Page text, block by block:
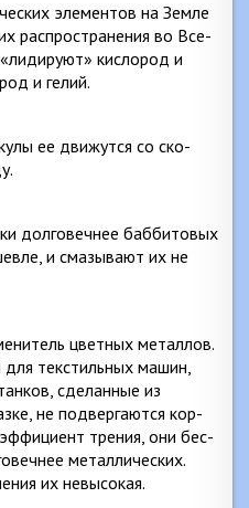
элементов на Земле
распространения во Все­
кислород и
и гелий.
ее движутся со ско­
долговечнее баббито­вых
и смазывают их не
цветных метал­лов.
текстильных ма­шин,
сделанные из
не подвергаются кор­
трения, они бес­
металлических.
их невысокая.